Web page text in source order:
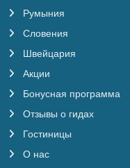
Румыния
Словения
Швейцария
Акции
Бонусная программа
Отзывы о гидах
Гостиницы
О нас